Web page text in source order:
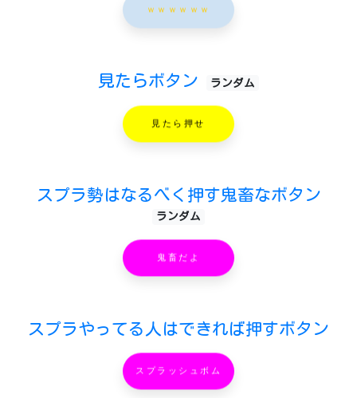
ｗｗｗｗｗｗ
見たらボタン ランダム
見たら押せ
スプラ勢はなるべく押す鬼畜なボタン
ランダム
鬼畜だよ
スプラやってる人はできれば押すボタン
スプラッシュボム